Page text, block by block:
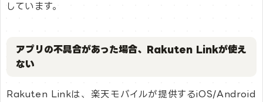
しています。
アプリの不具合があった場合、Rakuten Linkが使え
ない
Rakuten Linkは、楽天モバイルが提供するiOS/Android